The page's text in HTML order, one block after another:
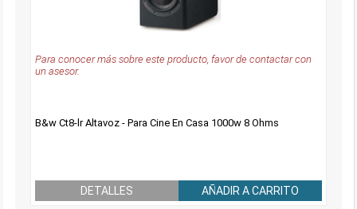
Para conocer más sobre este producto, favor de contactar con
un asesor.
B&w Ct8-lr Altavoz - Para Cine En Casa 1000w 8 Ohms
DETALLES AÑADIR A CARRITO